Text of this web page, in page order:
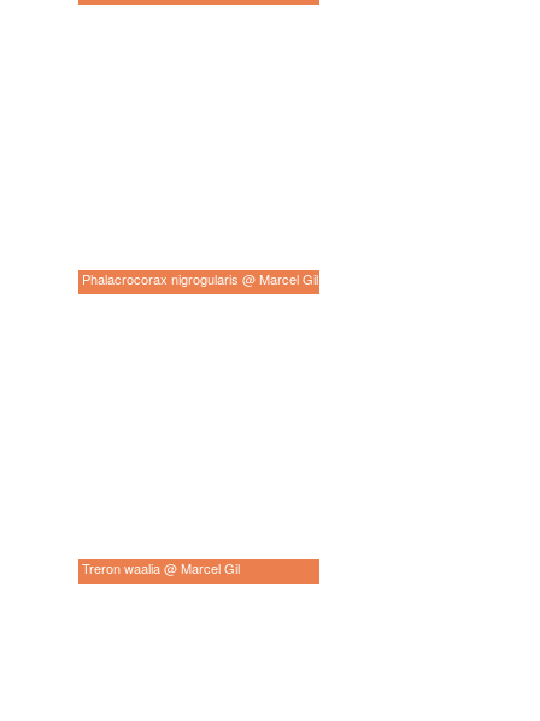
Phalacrocorax nigrogularis @ Marcel Gil
Treron waalia @ Marcel Gil